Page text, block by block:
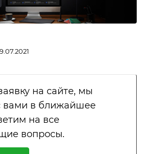
на сайте, мы
вами в ближайшее
на все
вопросы.